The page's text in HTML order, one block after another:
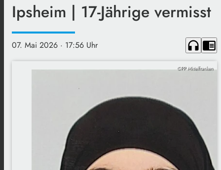
Ipsheim | 17-Jährige vermisst
07. Mai 2026 · 17:56 Uhr headphones chrome_reader_mode
©PP Mittelfranken